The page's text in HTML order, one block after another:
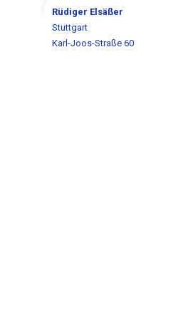
Rüdiger Elsäßer
Stuttgart
Karl-Joos-Straße 60